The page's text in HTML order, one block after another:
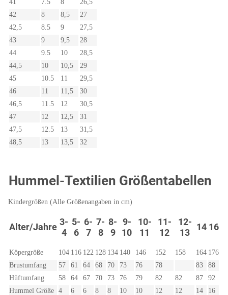
41 7.5 8
26,5
42
8 8,5
27
42,5
8.5 9
27,5
43
9 9,5
28
44
9.5 10
28,5
44,5
10 10,5
29
45
10.5 11
29,5
46
11 11,5
30
46,5
11.5 12
30,5
47
12 12,5
31
47,5
12.5 13
31,5
48,5
13 13,5 32
Hummel-Textilien Größentabellen
Kindergrößen (Alle Größenangaben in cm)
Alter/Jahre 3-
4
5-
6
6-
7
7-
8
8-
9
9-
10
10-
11
11-
12
12-
13
14 16
Köpergröße 104 116 122 128 134 140 146 152 158 164 176
Brustumfang
57 61 64 68 70 73 76 78 83
88
Hüftumfang
58 64 67 70 73 76 79 82 82 87
92
Hummel Größe 4 6 6 8 8 10 10 12 12 14 16